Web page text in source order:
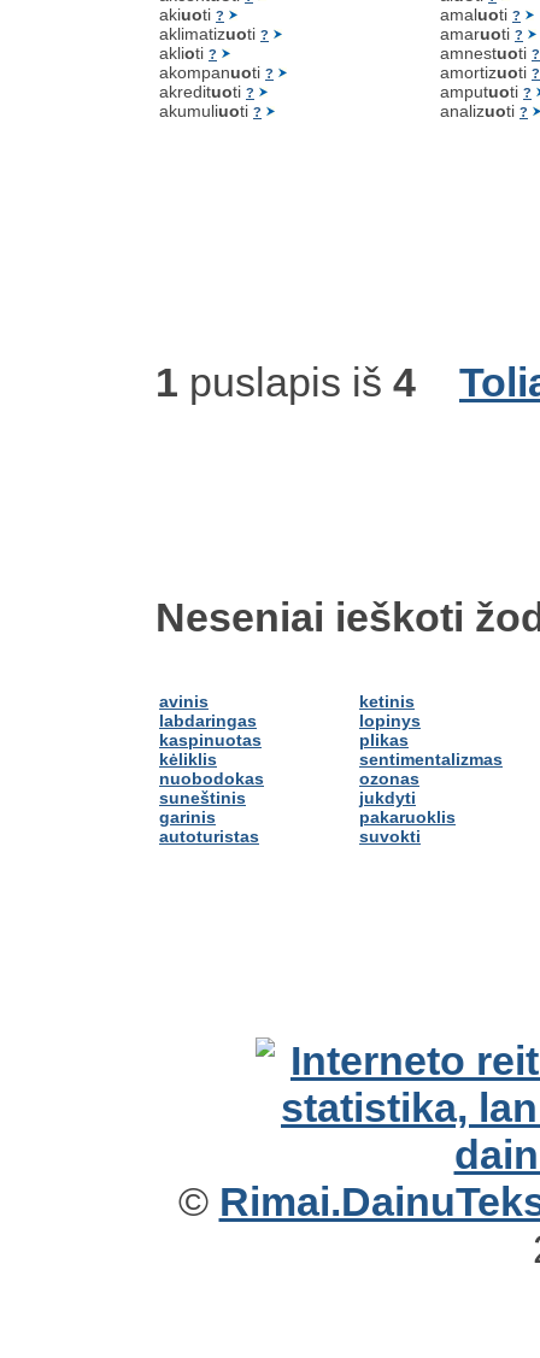
akiuoti ?
aklimatizuoti ?
aklioti ?
akompanuoti ?
akredituoti ?
akumuliuoti ?
amaluoti ?
amaruoti ?
amnestuoti ?
amortizuoti ?
amputuoti ?
analizuoti ?
1 puslapis iš 4
Neseniai ieškoti
avinis
labdaringas
kaspinuotas
kėliklis
nuobodokas
suneštinis
garinis
autoturistas
ketinis
lopinys
plikas
sentimentalizmas
ozonas
jukdyti
pakaruoklis
suvokti
©